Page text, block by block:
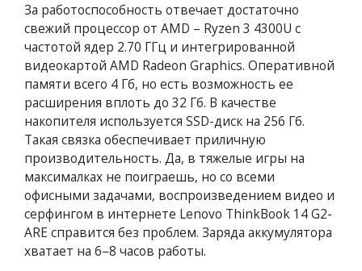
За работоспособность отвечает достаточно
свежий процессор от AMD – Ryzen 3 4300U с
частотой ядер 2.70 ГГц и интегрированной
видеокартой AMD Radeon Graphics. Оперативной
памяти всего 4 Гб, но есть возможность ее
расширения вплоть до 32 Гб. В качестве
накопителя используется SSD-диск на 256 Гб.
Такая связка обеспечивает приличную
производительность. Да, в тяжелые игры на
максималках не поиграешь, но со всеми
офисными задачами, воспроизведением видео и
серфингом в интернете Lenovo ThinkBook 14 G2-
ARE справится без проблем. Заряда аккумулятора
хватает на 6–8 часов работы.